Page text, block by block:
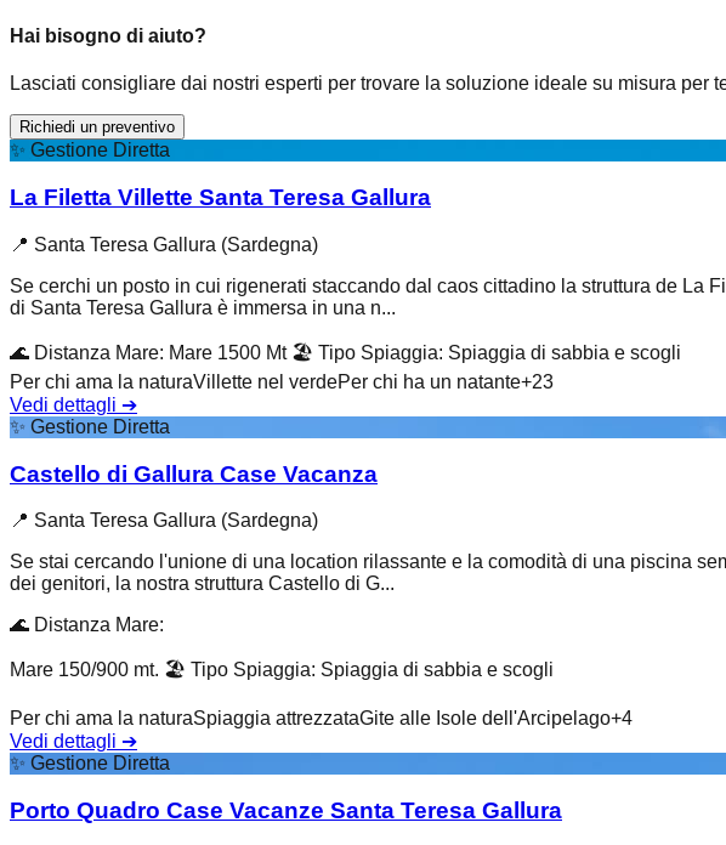
Hai bisogno di aiuto?
Lasciati consigliare dai nostri esperti per trovare la soluzione ideale su misura per
Richiedi un preventivo
✨ Gestione Diretta
La Filetta Villette Santa Teresa Gallura
📍 Santa Teresa Gallura (Sardegna)
Se cerchi un posto in cui rigenerati staccando dal caos cittadino la struttura de
di Santa Teresa Gallura è immersa in una n...
🌊 Distanza Mare: Mare 1500 Mt 🏖️ Tipo Spiaggia: Spiaggia di sabbia e scogli
Per chi ama la naturaVillette nel verdePer chi ha un natante+23
Vedi dettagli ➔
✨ Gestione Diretta
Castello di Gallura Case Vacanza
📍 Santa Teresa Gallura (Sardegna)
Se stai cercando l'unione di una location rilassante e la comodità di una piscina
dei genitori, la nostra struttura Castello di G...
🌊 Distanza Mare:
Mare 150/900 mt. 🏖️ Tipo Spiaggia: Spiaggia di sabbia e scogli
Per chi ama la naturaSpiaggia attrezzataGite alle Isole dell'Arcipelago+4
Vedi dettagli ➔
✨ Gestione Diretta
Porto Quadro Case Vacanze Santa Teresa Gallura